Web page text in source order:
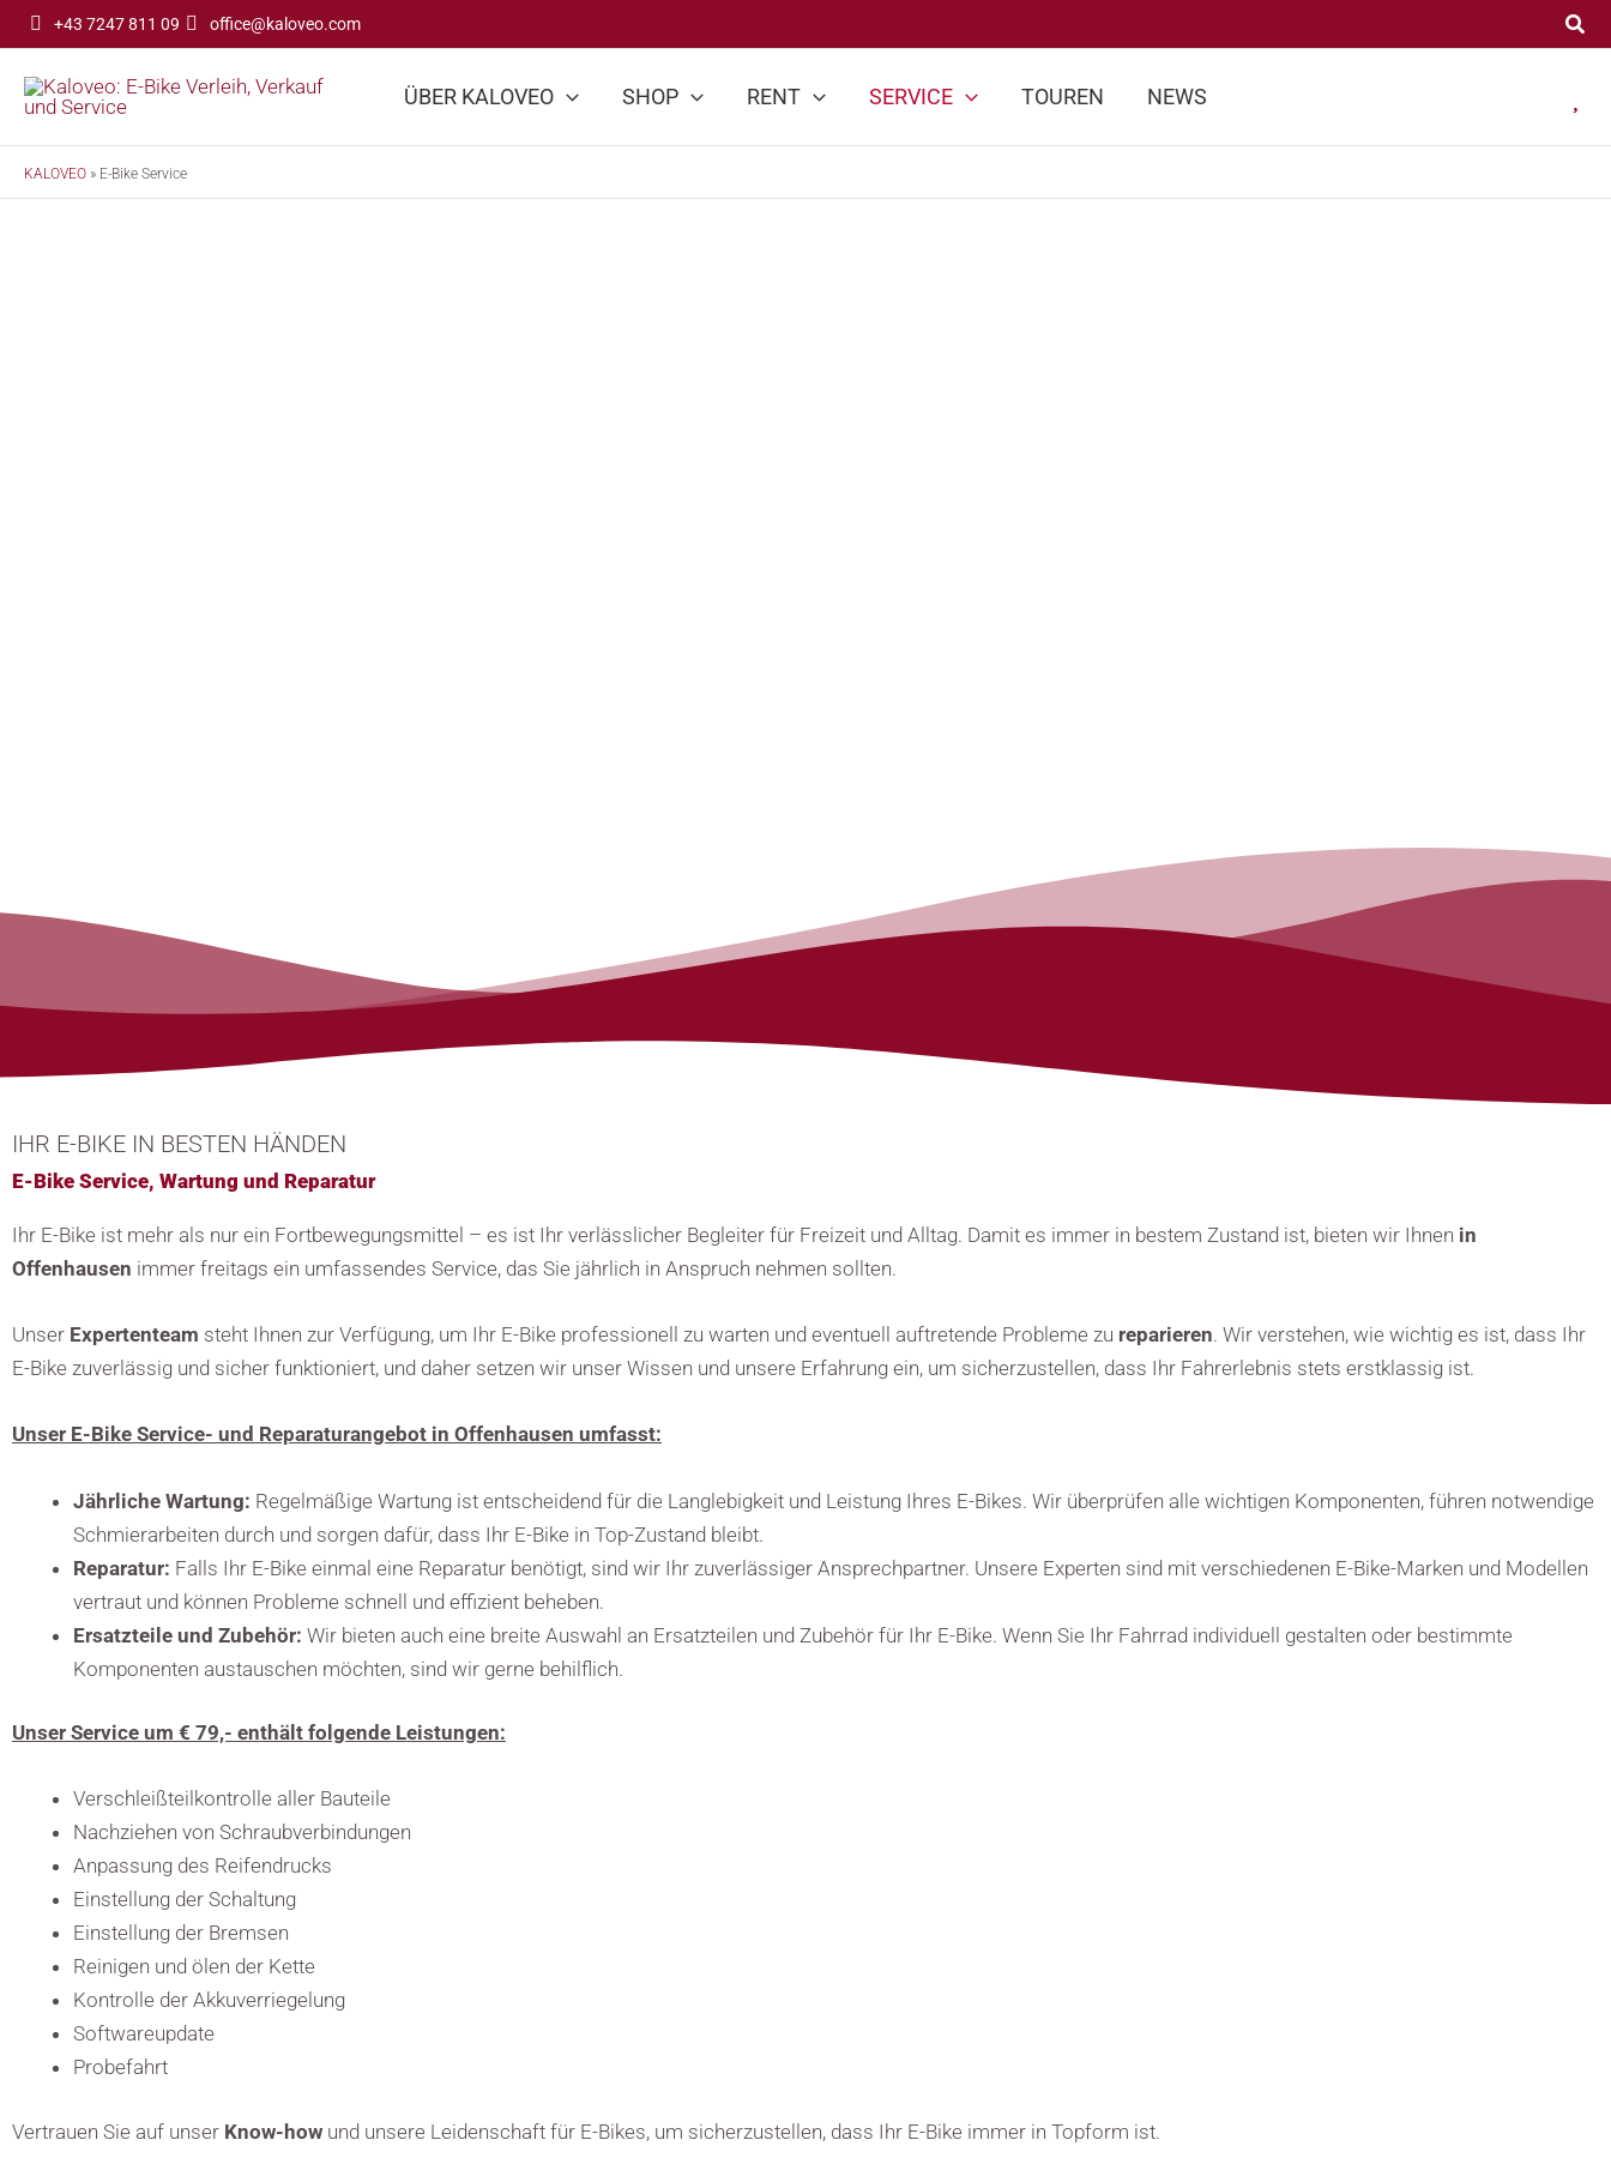
Zum
Inhalt
springen
+43 7247 811 09 office@kaloveo.com
ÜBER KALOVEO SHOP RENT SERVICE TOUREN NEWS
KALOVEO » E-Bike Service
IHR E-BIKE IN BESTEN HÄNDEN
E-Bike Service, Wartung und Reparatur
Ihr E-Bike ist mehr als nur ein Fortbewegungsmittel – es ist Ihr verlässlicher Begleiter für Freizeit und Alltag. Damit es immer in bestem Zustand ist, bieten wir Ihnen in
Offenhausen immer freitags ein umfassendes Service, das Sie jährlich in Anspruch nehmen sollten.
Unser Expertenteam steht Ihnen zur Verfügung, um Ihr E-Bike professionell zu warten und eventuell auftretende Probleme zu reparieren. Wir verstehen, wie wichtig es ist, dass Ihr
E-Bike zuverlässig und sicher funktioniert, und daher setzen wir unser Wissen und unsere Erfahrung ein, um sicherzustellen, dass Ihr Fahrerlebnis stets erstklassig ist.
Unser E-Bike Service- und Reparaturangebot in Offenhausen umfasst:
Jährliche Wartung: Regelmäßige Wartung ist entscheidend für die Langlebigkeit und Leistung Ihres E-Bikes. Wir überprüfen alle wichtigen Komponenten, führen notwendige
Schmierarbeiten durch und sorgen dafür, dass Ihr E-Bike in Top-Zustand bleibt.
Reparatur: Falls Ihr E-Bike einmal eine Reparatur benötigt, sind wir Ihr zuverlässiger Ansprechpartner. Unsere Experten sind mit verschiedenen E-Bike-Marken und Modellen
vertraut und können Probleme schnell und effizient beheben.
Ersatzteile und Zubehör: Wir bieten auch eine breite Auswahl an Ersatzteilen und Zubehör für Ihr E-Bike. Wenn Sie Ihr Fahrrad individuell gestalten oder bestimmte
Komponenten austauschen möchten, sind wir gerne behilflich.
Unser Service um € 79,- enthält folgende Leistungen:
Verschleißteilkontrolle aller Bauteile
Nachziehen von Schraubverbindungen
Anpassung des Reifendrucks
Einstellung der Schaltung
Einstellung der Bremsen
Reinigen und ölen der Kette
Kontrolle der Akkuverriegelung
Softwareupdate
Probefahrt
Vertrauen Sie auf unser Know-how und unsere Leidenschaft für E-Bikes, um sicherzustellen, dass Ihr E-Bike immer in Topform ist.